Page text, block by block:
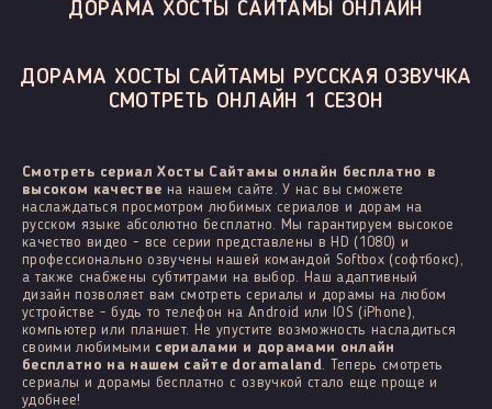
ДОРАМА ХОСТЫ САЙТАМЫ ОНЛАЙН
ДОРАМА ХОСТЫ САЙТАМЫ РУССКАЯ ОЗВУЧКА
СМОТРЕТЬ ОНЛАЙН 1 СЕЗОН
Смотреть сериал Хосты Сайтамы онлайн бесплатно в
высоком качестве на нашем сайте. У нас вы сможете
наслаждаться просмотром любимых сериалов и дорам на
русском языке абсолютно бесплатно. Мы гарантируем высокое
качество видео - все серии представлены в HD (1080) и
профессионально озвучены нашей командой Softbox (софтбокс),
а также снабжены субтитрами на выбор. Наш адаптивный
дизайн позволяет вам смотреть сериалы и дорамы на любом
устройстве - будь то телефон на Android или IOS (iPhone),
компьютер или планшет. Не упустите возможность насладиться
своими любимыми сериалами и дорамами онлайн
бесплатно на нашем сайте doramaland . Теперь смотреть
сериалы и дорамы бесплатно с озвучкой стало еще проще и
удобнее!